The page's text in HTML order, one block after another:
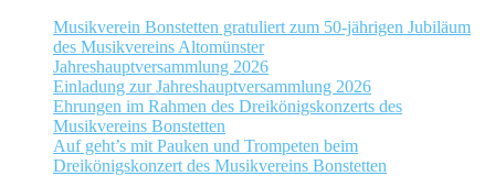
Musikverein Bonstetten gratuliert zum 50-jährigen Jubiläum
des Musikvereins Altomünster
Jahreshauptversammlung 2026
Einladung zur Jahreshauptversammlung 2026
Ehrungen im Rahmen des Dreikönigskonzerts des
Musikvereins Bonstetten
Auf geht’s mit Pauken und Trompeten beim
Dreikönigskonzert des Musikvereins Bonstetten